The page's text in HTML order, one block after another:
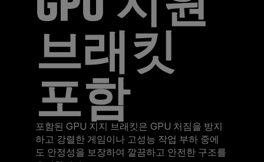
브래킷
포함
포함된 GPU 지지 브래킷은 GPU 처짐을 방지
하고 강렬한 게임이나 고성능 작업 부하 중에
도 안정성을 보장하여 깔끔하고 안전한 구조를